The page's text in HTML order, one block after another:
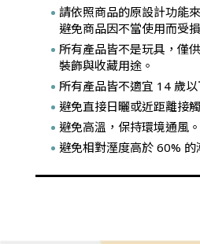
請依照商品的原設計功能
避免商品因不當使用而受損
所有產品皆不是玩具，僅
裝飾與收藏用途。
所有產品皆不適宜 14 歲以
避免直接日曬或近距離接
避免高溫，保持環境通風。
避免相對溼度高於 60% 的